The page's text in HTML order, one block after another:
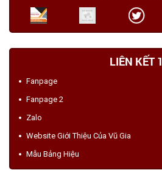
LIÊN KẾT 1
Fanpage
Fanpage 2
Zalo
Website Giới Thiệu Của Vũ Gia
Mẫu Bảng Hiệu